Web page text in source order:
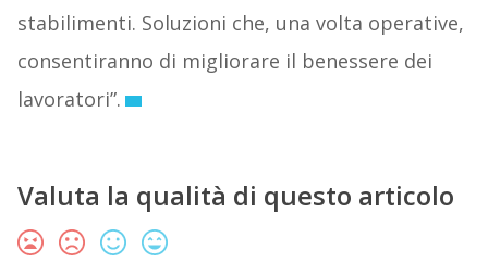
stabilimenti. Soluzioni che, una volta operative,
consentiranno di migliorare il benessere dei
lavoratori”.
Valuta la qualità di questo articolo